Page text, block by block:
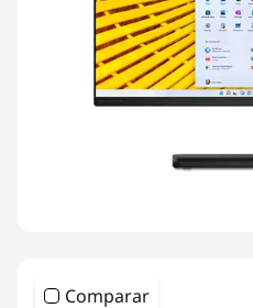
Comparar